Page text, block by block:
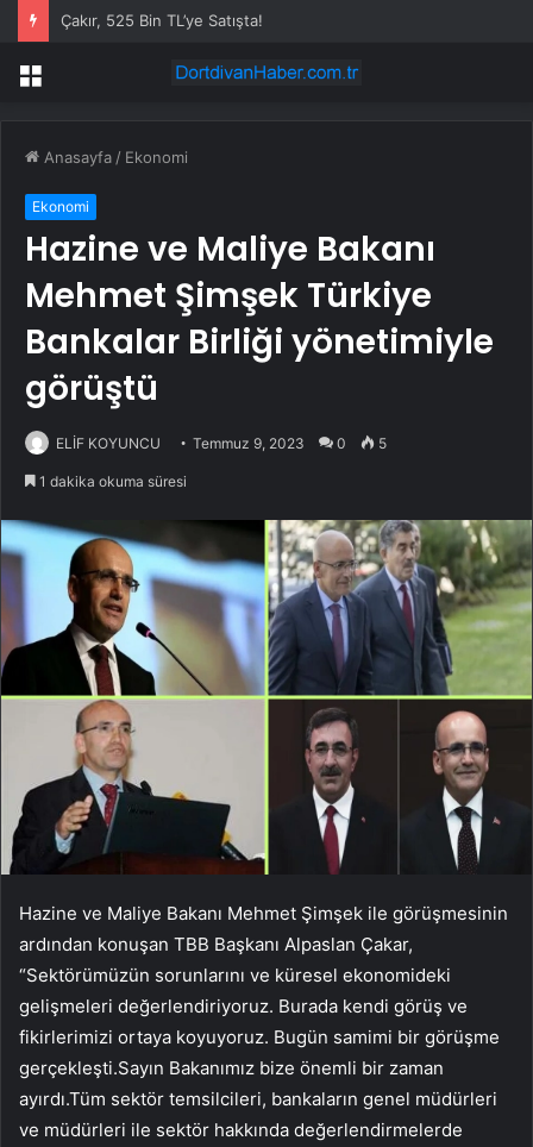
Çakır, 525 Bin TL’ye Satışta!
Menü
Anasayfa / Ekonomi
Ekonomi
Hazine ve Maliye Bakanı
Mehmet Şimşek Türkiye
Bankalar Birliği yönetimiyle
görüştü
ELİF KOYUNCU Temmuz 9, 2023 0 5
1 dakika okuma süresi
Hazine ve Maliye Bakanı Mehmet Şimşek ile görüşmesinin
ardından konuşan TBB Başkanı Alpaslan Çakar,
“Sektörümüzün sorunlarını ve küresel ekonomideki
gelişmeleri değerlendiriyoruz. Burada kendi görüş ve
fikirlerimizi ortaya koyuyoruz. Bugün samimi bir görüşme
gerçekleşti.Sayın Bakanımız bize önemli bir zaman
ayırdı.Tüm sektör temsilcileri, bankaların genel müdürleri
ve müdürleri ile sektör hakkında değerlendirmelerde